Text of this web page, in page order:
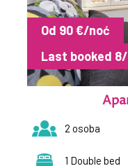
Od 90 €/noć
Last booked
2 osoba
1 Double bed